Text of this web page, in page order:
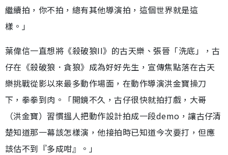
繼續拍，你不拍，總有其他導演拍，這個世界就是這
樣。」
葉偉信一直想將《殺破狼II》的古天樂、張晉「洗底」，古
仔在《殺破狼．貪狼》成為好好先生，宣傳焦點落在古天
樂挑戰從影以來最多動作場面，在動作導演洪金寶操刀
下，拳拳到肉。「開鏡不久，古仔很快就拍打戲，大哥
（洪金寶）習慣搵人把動作設計拍成一段demo，讓古仔清
楚知道那一幕該怎樣演，他接拍時已知道今次要打，但應
該估不到『多成咁』。」